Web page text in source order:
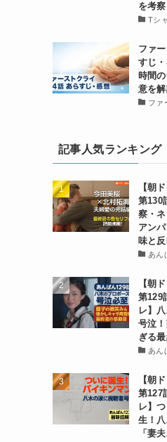
を考察
Tシ
ファ
すじ
時間
意を解
ファ
記事人気ランキング
【朝
第130
察・
アン
味と
あん
【朝
第129
レ】
号泣
ぎる
あん
【朝
第127
レ】
生！
「妻